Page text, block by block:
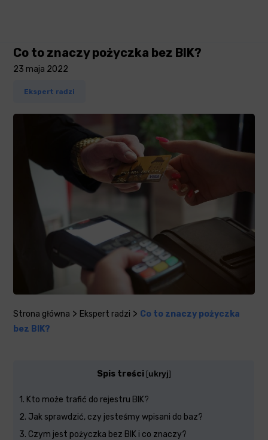
Co to znaczy pożyczka bez BIK?
23 maja 2022
Ekspert radzi
Strona główna > Ekspert radzi > Co to znaczy pożyczka
bez BIK?
Spis treści [ukryj]
1 Kto może trafić do rejestru BIK?
2 Jak sprawdzić, czy jesteśmy wpisani do baz?
3 Czym jest pożyczka bez BIK i co znaczy?